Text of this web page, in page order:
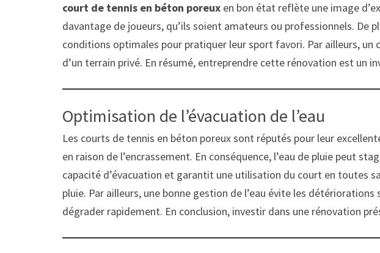
court de tennis en béton poreux en bon état reflète une image
davantage de joueurs, qu’ils soient amateurs ou professionnels.
conditions optimales pour pratiquer leur sport favori. Par ailleurs, un
d’un terrain privé. En résumé, entreprendre cette rénovation est
Optimisation de l’évacuation de l’eau
Les courts de tennis en béton poreux sont réputés pour leur
en raison de l’encrassement. En conséquence, l’eau de pluie peut
capacité d’évacuation et garantit une utilisation du court en toutes
pluie. Par ailleurs, une bonne gestion de l’eau évite les
dégrader rapidement. En conclusion, investir dans une rénovation